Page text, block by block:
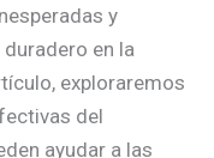
y
en la
exploraremos
del
ayudar a las